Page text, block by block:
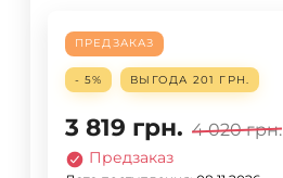
ПРЕДЗАКАЗ
- 5% ВЫГОДА 201 ГРН.
3 819 грн. 4 020 грн.
Предзаказ